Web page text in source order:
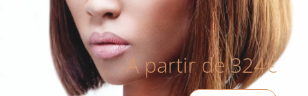
A partir de 324€